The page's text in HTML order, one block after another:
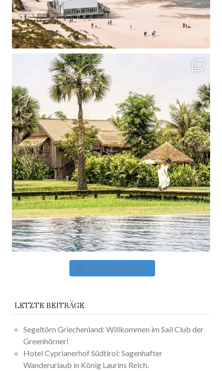
Auf Instagram folgen
LETZTE BEITRÄGE
Segeltörn Griechenland: Willkommen im Sail Club der
Greenhörner!
Hotel Cyprianerhof Südtirol: Sagenhafter
Wanderurlaub in König Laurins Reich.